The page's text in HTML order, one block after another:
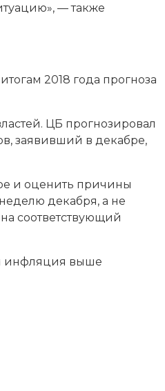
— также
2018 года прогноза
ЦБ прогнозировал
заявивший в декабре,
и оценить причины
декабря, а не
соответствующий
инфляция выше